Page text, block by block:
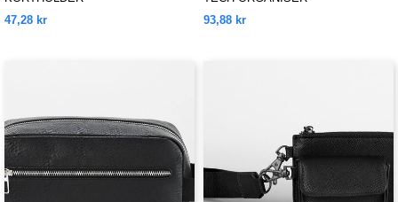
47,28 kr
93,88 kr